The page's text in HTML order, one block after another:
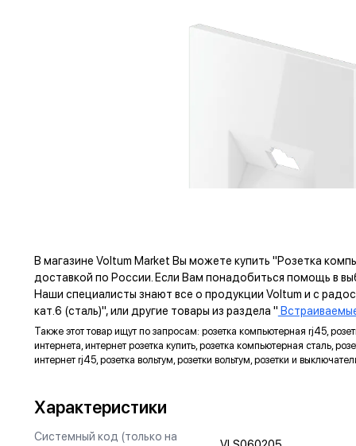
ЗАЗЕМЛЯЮЩИЙ КОНТАКТ
Изготовлен из оловянной бронзы с гальваническим
В магазине Voltum Market Вы можете купить "Розетка
доставкой по России. Если Вам понадобиться помощь в
Наши специалисты знают все о продукции Voltum и с
кат.6 (сталь)", или другие товары из раздела "
Также этот товар ищут по запросам: розетка компьютерная rj45,
интернета, интернет розетка купить, розетка компьютерная сталь,
интернет rj45, розетка вольтум, розетки вольтум, розетки и
Характеристики
Системный код (только на